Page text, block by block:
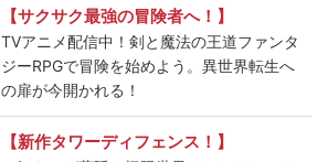
【サクサク最強の冒険者へ！】
TVアニメ配信中！剣と魔法の王道ファンタ
ジーRPGで冒険を始めよう。異世界転生へ
の扉が今開かれる！
【新作タワーディフェンス！】